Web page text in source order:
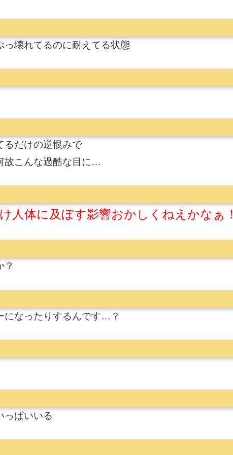
壊れてるのに耐えてる状態
るだけの逆恨みで
故こんな過酷な目に…
人体に及ぼす影響おかしくねえかなぁ！
？
になったりするんです…？
っぱいいる